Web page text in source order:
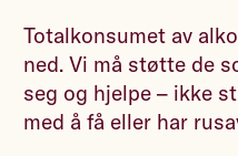
Totalkonsumet av
ned. Vi må støtte de
seg og hjelpe – ikke
med å få eller har